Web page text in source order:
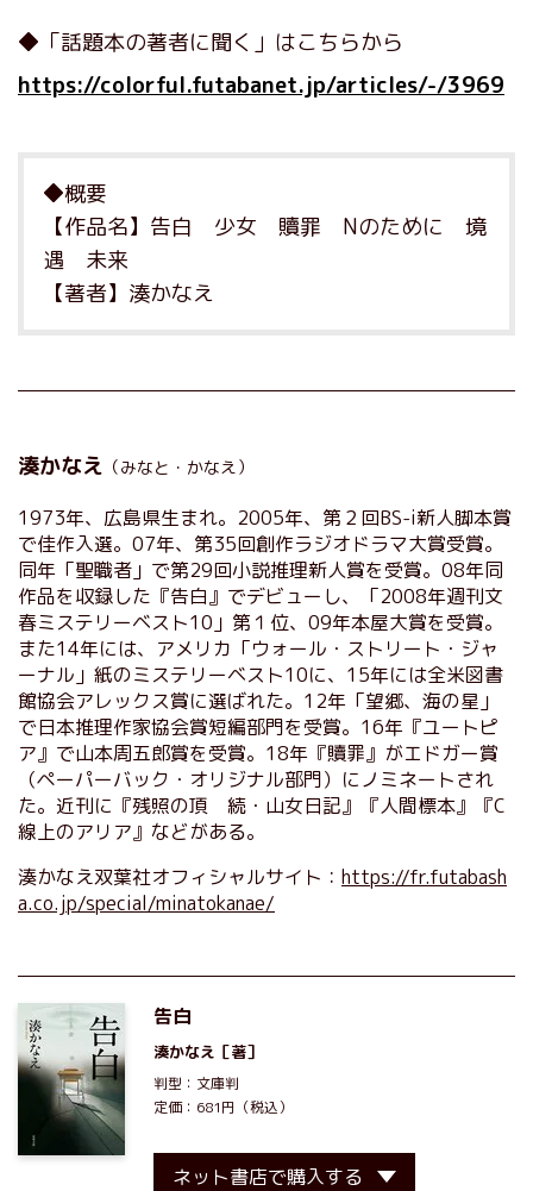
◆「話題本の著者に聞く」はこちらから
https://colorful.futabanet.jp/articles/-/3969
◆概要
【作品名】告白 少女 贖罪 Nのために 境
遇 未来
【著者】湊かなえ
湊かなえ （みなと・かなえ）
1973年、広島県生まれ。2005年、第２回BS-i新人脚本賞
で佳作入選。07年、第35回創作ラジオドラマ大賞受賞。
同年「聖職者」で第29回小説推理新人賞を受賞。08年同
作品を収録した『告白』でデビューし、「2008年週刊文
春ミステリーベスト10」第１位、09年本屋大賞を受賞。
また14年には、アメリカ「ウォール・ストリート・ジャ
ーナル」紙のミステリーベスト10に、15年には全米図書
館協会アレックス賞に選ばれた。12年「望郷、海の星」
で日本推理作家協会賞短編部門を受賞。16年『ユートピ
ア』で山本周五郎賞を受賞。18年『贖罪』がエドガー賞
（ペーパーバック・オリジナル部門）にノミネートされ
た。近刊に『残照の頂 続・山女日記』『人間標本』『C
線上のアリア』などがある。
湊かなえ双葉社オフィシャルサイト： https://fr.futabash
a.co.jp/special/minatokanae/
告白
湊かなえ ［著］
判型：文庫判
定価：681円（税込）
ネット書店で購入する